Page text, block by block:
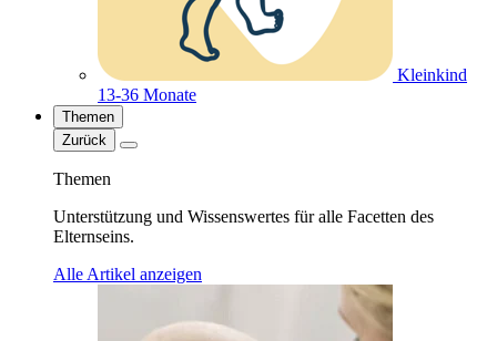
Kleinkind
13-36 Monate
Themen
Zurück
Themen
Unterstützung und Wissenswertes für alle Facetten des
Elternseins.
Alle Artikel anzeigen